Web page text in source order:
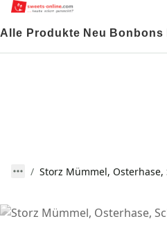
Alle Produkte Neu Bonbons
Storz Mümmel, Osterhase,